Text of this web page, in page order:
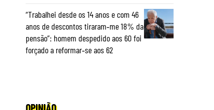
“Trabalhei desde os 14 anos e com 46
anos de descontos tiraram‑me 18% da
pensão”: homem despedido aos 60 foi
forçado a reformar‑se aos 62